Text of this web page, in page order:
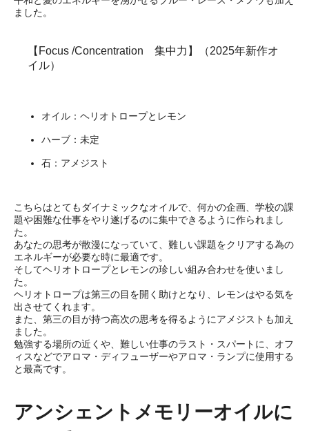
ました。
【Focus /Concentration 集中力】（2025年新作オ
イル）
オイル：ヘリオトロープとレモン
ハーブ：未定
石：アメジスト
こちらはとてもダイナミックなオイルで、何かの企画、学校の課
題や困難な仕事をやり遂げるのに集中できるように作られまし
た。
あなたの思考が散漫になっていて、難しい課題をクリアする為の
エネルギーが必要な時に最適です。
そしてヘリオトロープとレモンの珍しい組み合わせを使いまし
た。
ヘリオトロープは第三の目を開く助けとなり、レモンはやる気を
出させてくれます。
また、第三の目が持つ高次の思考を得るようにアメジストも加え
ました。
勉強する場所の近くや、難しい仕事のラスト・スパートに、オフ
ィスなどでアロマ・ディフューザーやアロマ・ランプに使用する
と最高です。
アンシェントメモリーオイルに